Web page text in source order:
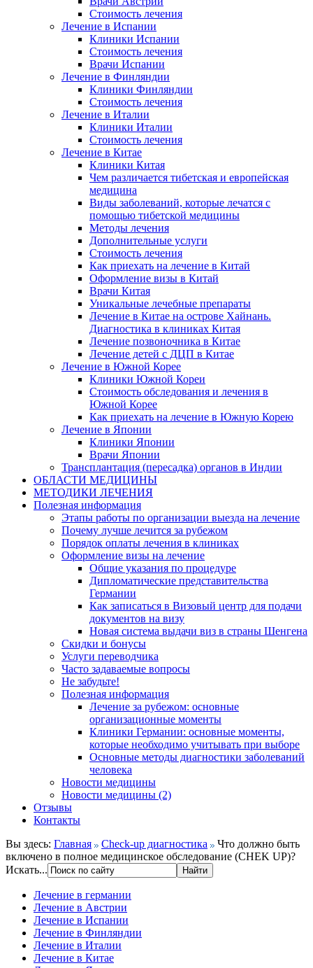
Стоимость лечения
Лечение в Испании
Клиники Испании
Стоимость лечения
Врачи Испании
Лечение в Финляндии
Клиники Финляндии
Стоимость лечения
Лечение в Италии
Клиники Италии
Стоимость лечения
Лечение в Китае
Клиники Китая
Чем различается тибетская и европейская
медицина
Виды заболеваний, которые лечатся с
помощью тибетской медицины
Методы лечения
Дополнительные услуги
Стоимость лечения
Как приехать на лечение в Китай
Оформление визы в Китай
Врачи Китая
Уникальные лечебные препараты
Лечение в Китае на острове Хайнань.
Диагностика в клиниках Китая
Лечение позвоночника в Китае
Лечение детей с ДЦП в Китае
Лечение в Южной Корее
Клиники Южной Кореи
Стоимость обследования и лечения в
Южной Корее
Как приехать на лечение в Южную Корею
Лечение в Японии
Клиники Японии
Врачи Японии
Трансплантация (пересадка) органов в Индии
ОБЛАСТИ МЕДИЦИНЫ
МЕТОДИКИ ЛЕЧЕНИЯ
Полезная информация
Этапы работы по организации выезда на лечение
Почему лучше лечится за рубежом
Порядок оплаты лечения в клиниках
Оформление визы на лечение
Общие указания по процедуре
Дипломатические представительства
Германии
Как записаться в Визовый центр для подачи
документов на визу
Новая система выдачи виз в страны Шенгена
Скидки и бонусы
Услуги переводчика
Часто задаваемые вопросы
Не забудьте!
Полезная информация
Лечение за рубежом: основные
организационные моменты
Клиники Германии: основные моменты,
которые необходимо учитывать при выборе
Основные методы диагностики заболеваний
человека
Новости медицины
Новости медицины (2)
Отзывы
Контакты
Вы здесь: Главная Check-up диагностика
Что должно быть
включено в полное медицинское обследование (CHEK UP)?
Искать...
Лечение в германии
Лечение в Австрии
Лечение в Испании
Лечение в Финляндии
Лечение в Италии
Лечение в Китае